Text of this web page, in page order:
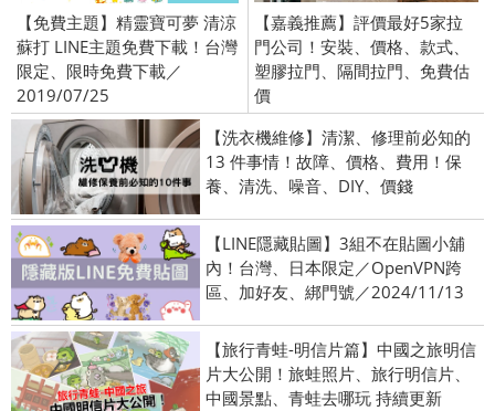
【免費主題】精靈寶可夢 清涼
蘇打 LINE主題免費下載！台灣
限定、限時免費下載／
2019/07/25
【嘉義推薦】評價最好5家拉
門公司！安裝、價格、款式、
塑膠拉門、隔間拉門、免費估
價
【洗衣機維修】清潔、修理前必知的
13 件事情！故障、價格、費用！保
養、清洗、噪音、DIY、價錢
【LINE隱藏貼圖】3組不在貼圖小舖
內！台灣、日本限定／OpenVPN跨
區、加好友、綁門號／2024/11/13
【旅行青蛙-明信片篇】中國之旅明信
片大公開！旅蛙照片、旅行明信片、
中國景點、青蛙去哪玩 持續更新